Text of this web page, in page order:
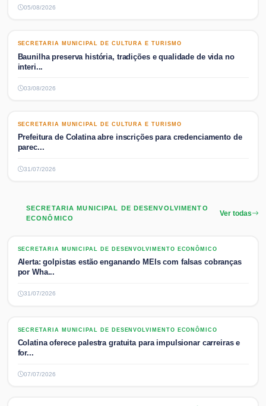
05/08/2026
SECRETARIA MUNICIPAL DE CULTURA E TURISMO
SECRETARIA MUNICIPAL DE CULTURA E TURISMO
Baunilha preserva história, tradições e qualidade de vida no
interi...
03/08/2026
SECRETARIA MUNICIPAL DE CULTURA E TURISMO
SECRETARIA MUNICIPAL DE CULTURA E TURISMO
Prefeitura de Colatina abre inscrições para credenciamento de
parec...
31/07/2026
SECRETARIA MUNICIPAL DE DESENVOLVIMENTO
ECONÔMICO
Ver todas
SECRETARIA MUNICIPAL DE DESENVOLVIMENTO ECONÔMICO
SECRETARIA MUNICIPAL DE DESENVOLVIMENTO ECONÔMICO
Alerta: golpistas estão enganando MEIs com falsas cobranças
por Wha...
31/07/2026
SECRETARIA MUNICIPAL DE DESENVOLVIMENTO ECONÔMICO
SECRETARIA MUNICIPAL DE DESENVOLVIMENTO ECONÔMICO
Colatina oferece palestra gratuita para impulsionar carreiras e
for...
07/07/2026